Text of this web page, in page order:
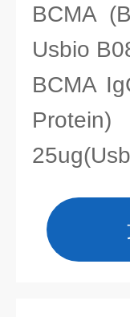
BCMA
Usbio
BCMA